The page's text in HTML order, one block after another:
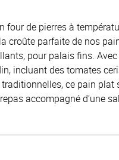
four de pierres à
croûte parfaite de nos
pour palais fins.
incluant des tomates
ce pain plat
accompagné d’une